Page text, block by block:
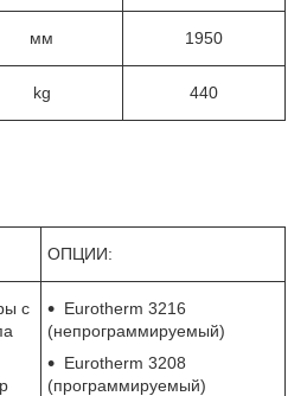
мм 1950
kg 440
ОПЦИИ:
с
Eurotherm 3216
(непрограммируемый)
Eurotherm 3208
(программируемый)